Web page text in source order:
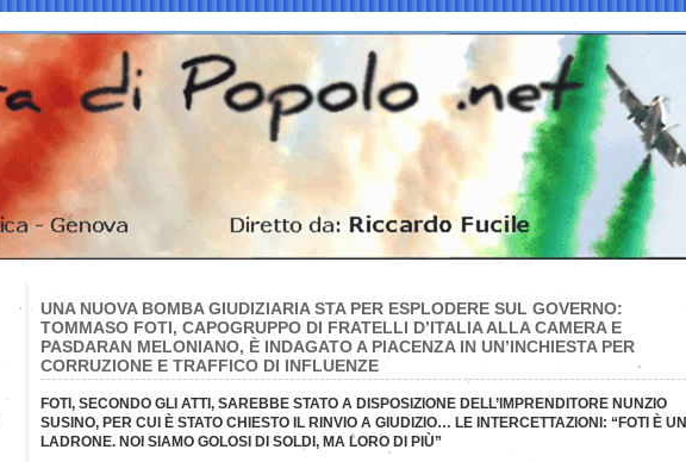
UNA NUOVA BOMBA GIUDIZIARIA STA PER ESPLODERE SUL GOVERNO:
TOMMASO FOTI, CAPOGRUPPO DI FRATELLI D’ITALIA ALLA CAMERA E
PASDARAN MELONIANO, È INDAGATO A PIACENZA IN UN’INCHIESTA PER
CORRUZIONE E TRAFFICO DI INFLUENZE
FOTI, SECONDO GLI ATTI, SAREBBE STATO A DISPOSIZIONE DELL’IMPRENDITORE NUNZIO
SUSINO, PER CUI È STATO CHIESTO IL RINVIO A GIUDIZIO… LE INTERCETTAZIONI: “FOTI È UN
LADRONE. NOI SIAMO GOLOSI DI SOLDI, MA LORO DI PIÙ”